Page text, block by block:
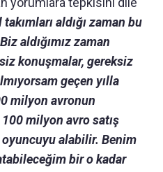
aldığı zaman bu
aldığımız zaman
konuşmalar, gereksiz
geçen yılla
milyon avronun
milyon avro satış
alabilir. Benim
bir o kadar